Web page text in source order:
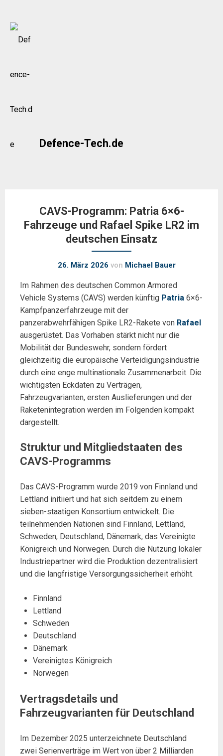
Skip
Defence-Tech.de
CAVS-Programm: Patria 6×6-
Fahrzeuge und Rafael Spike LR2 im
deutschen Einsatz
26. März 2026 von Michael Bauer
Im Rahmen des deutschen Common Armored
Vehicle Systems (CAVS) werden künftig Patria 6×6-
Kampfpanzerfahrzeuge mit der
panzerabwehrfähigen Spike LR2-Rakete von Rafael
ausgerüstet. Das Vorhaben stärkt nicht nur die
Mobilität der Bundeswehr, sondern fördert
gleichzeitig die europäische Verteidigungsindustrie
durch eine enge multinationale Zusammenarbeit. Die
wichtigsten Eckdaten zu Verträgen,
Fahrzeugvarianten, ersten Auslieferungen und der
Raketenintegration werden im Folgenden kompakt
dargestellt.
Struktur und Mitgliedstaaten des
CAVS-Programms
Das CAVS-Programm wurde 2019 von Finnland und
Lettland initiiert und hat sich seitdem zu einem
sieben-staatigen Konsortium entwickelt. Die
teilnehmenden Nationen sind Finnland, Lettland,
Schweden, Deutschland, Dänemark, das Vereinigte
Königreich und Norwegen. Durch die Nutzung lokaler
Industriepartner wird die Produktion dezentralisiert
und die langfristige Versorgungssicherheit erhöht.
Finnland
Lettland
Schweden
Deutschland
Dänemark
Vereinigtes Königreich
Norwegen
Vertragsdetails und
Fahrzeugvarianten für Deutschland
Im Dezember 2025 unterzeichnete Deutschland
zwei Serienverträge im Wert von über 2 Milliarden